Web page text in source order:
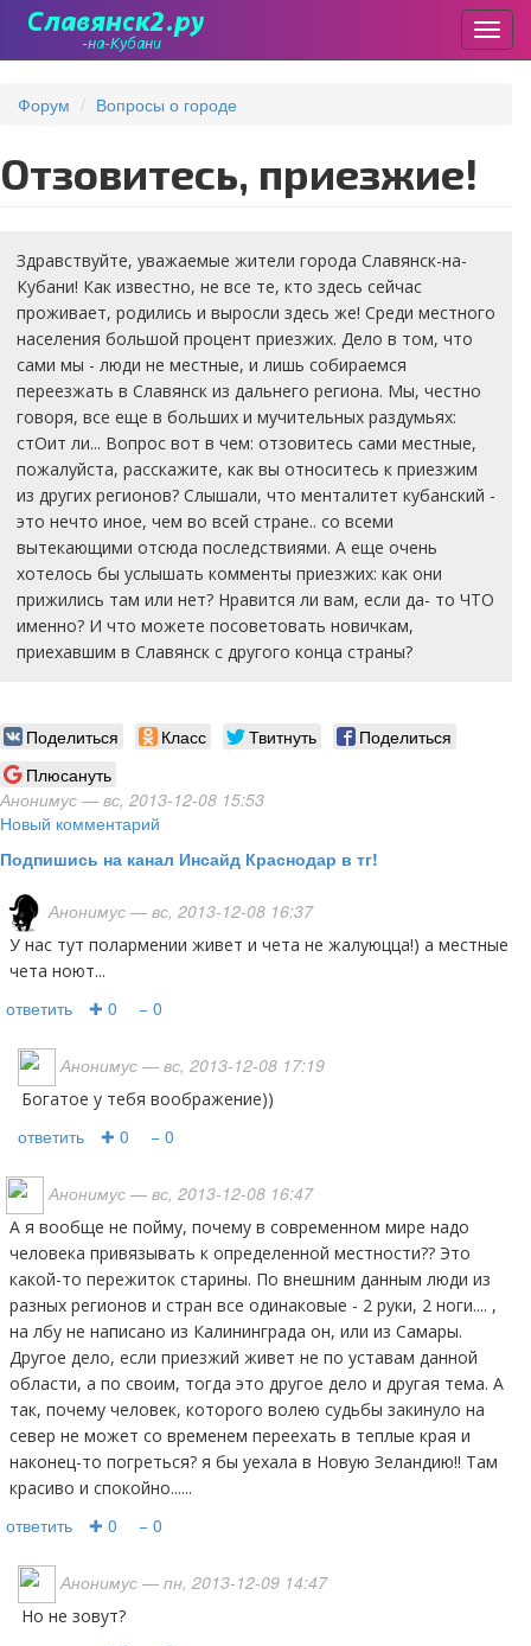
основному
Форум Вопросы о городе
Отзовитесь, приезжие!
Здравствуйте, уважаемые жители города Славянск-на-
Кубани! Как известно, не все те, кто здесь сейчас
проживает, родились и выросли здесь же! Среди местного
населения большой процент приезжих. Дело в том, что
сами мы - люди не местные, и лишь собираемся
переезжать в Славянск из дальнего региона. Мы, честно
говоря, все еще в больших и мучительных раздумьях:
стОит ли... Вопрос вот в чем: отзовитесь сами местные,
пожалуйста, расскажите, как вы относитесь к приезжим
из других регионов? Слышали, что менталитет кубанский -
это нечто иное, чем во всей стране.. со всеми
вытекающими отсюда последствиями. А еще очень
хотелось бы услышать комменты приезжих: как они
прижились там или нет? Нравится ли вам, если да- то ЧТО
именно? И что можете посоветовать новичкам,
приехавшим в Славянск с другого конца страны?
Поделиться Класс Твитнуть
Поделиться
Плюсануть
Анонимус — вс, 2013-12-08 15:53
Новый комментарий
Подпишись на канал Инсайд Краснодар в тг!
Анонимус — вс, 2013-12-08 16:37
у нас тут полармении живет и чета не жалуюцца!) а местные
чета ноют...
ответить ✚ 0 − 0
Анонимус — вс, 2013-12-08 17:19
богатое у тебя воображение))
ответить ✚ 0 − 0
Анонимус — вс, 2013-12-08 16:47
а я вообще не пойму, почему в современном мире надо
человека привязывать к определенной местности?? Это
какой-то пережиток старины. По внешним данным люди из
разных регионов и стран все одинаковые - 2 руки, 2 ноги.... ,
на лбу не написано из Калининграда он, или из Самары.
Другое дело, если приезжий живет не по уставам данной
области, а по своим, тогда это другое дело и другая тема. А
так, почему человек, которого волею судьбы закинуло на
север не может со временем переехать в теплые края и
наконец-то погреться? я бы уехала в Новую Зеландию!! Там
красиво и спокойно......
ответить ✚ 0 − 0
Анонимус — пн, 2013-12-09 14:47
Но не зовут?